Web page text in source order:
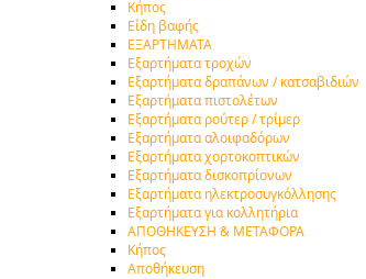
Κήπος
Είδη βαφής
ΕΞΑΡΤΗΜΑΤΑ
Εξαρτήματα τροχών
Εξαρτήματα δραπάνων / κατσαβιδιών
Εξαρτήματα πιστολέτων
Εξαρτήματα ρούτερ / τρίμερ
Εξαρτήματα αλοιφαδόρων
Εξαρτήματα χορτοκοπτικών
Εξαρτήματα δισκοπρίονων
Εξαρτήματα ηλεκτροσυγκόλλησης
Εξαρτήματα για κολλητήρια
ΑΠΟΘΗΚΕΥΣΗ & ΜΕΤΑΦΟΡΑ
Κήπος
Αποθήκευση